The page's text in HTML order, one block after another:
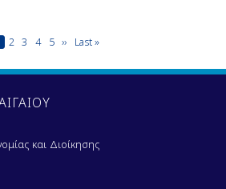
Page
2 Page
3 Page
4 Page
5 Next
››
Last
Last »
και Διοίκησης